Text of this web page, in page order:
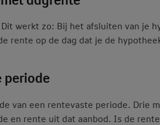
werkt zo: Bij het afsluiten van je
op de dag dat je de
periode
van een rentevaste periode. Drie
en rente uit dat aanbod. Is de